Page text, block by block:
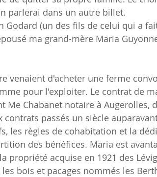
parlerai dans un autre billet.
Godard (un des fils de celui qui a
ma grand-mère Maria
venaient d'acheter une ferme
pour l'exploiter. Le contrat de
Me Chabanet notaire à Augerolles,
passés un siècle
les règles de cohabitation et la
des bénéfices. Maria est
propriété acquise en 1921 des
bois et pacages nommés les